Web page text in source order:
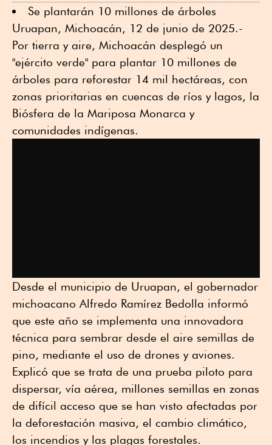
Se plantarán 10 millones de árboles
Uruapan, Michoacán, 12 de junio de 2025.-
Por tierra y aire, Michoacán desplegó un
"ejército verde" para plantar 10 millones de
árboles para reforestar 14 mil hectáreas, con
zonas prioritarias en cuencas de ríos y lagos, la
Biósfera de la Mariposa Monarca y
comunidades indígenas.
Desde el municipio de Uruapan, el gobernador
michoacano Alfredo Ramírez Bedolla informó
que este año se implementa una innovadora
técnica para sembrar desde el aire semillas de
pino, mediante el uso de drones y aviones.
Explicó que se trata de una prueba piloto para
dispersar, vía aérea, millones semillas en zonas
de difícil acceso que se han visto afectadas por
la deforestación masiva, el cambio climático,
los incendios y las plagas forestales.